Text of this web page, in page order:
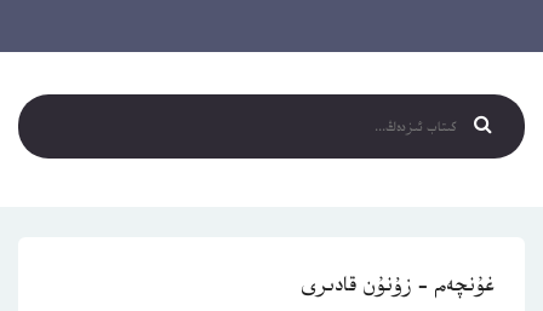
غۇنچەم – زۇنۇن قادىرى